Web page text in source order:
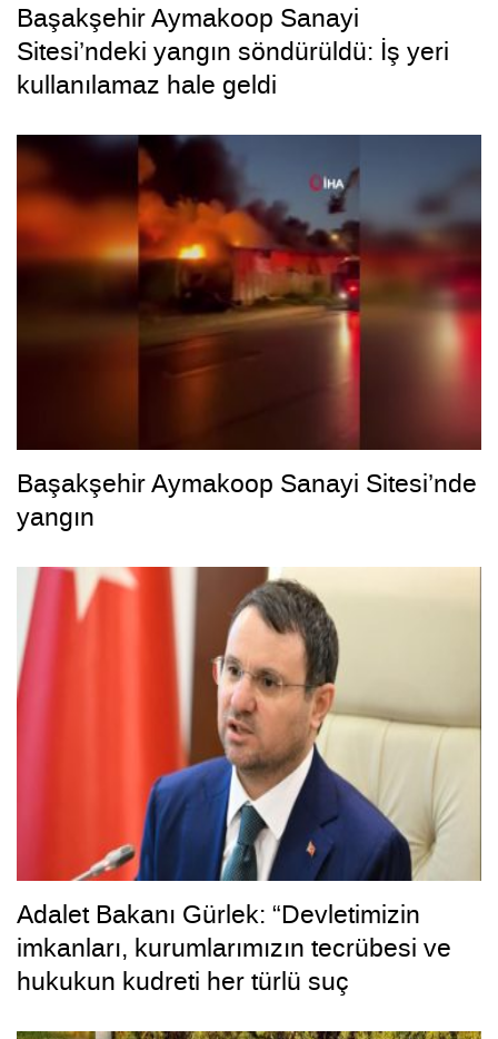
Başakşehir Aymakoop Sanayi
Sitesi’ndeki yangın söndürüldü: İş yeri
kullanılamaz hale geldi
Başakşehir Aymakoop Sanayi Sitesi’nde
yangın
Adalet Bakanı Gürlek: “Devletimizin
imkanları, kurumlarımızın tecrübesi ve
hukukun kudreti her türlü suç